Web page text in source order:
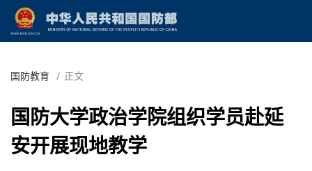
国防教育 / 正文
国防大学政治学院组织学员赴延
安开展现地教学